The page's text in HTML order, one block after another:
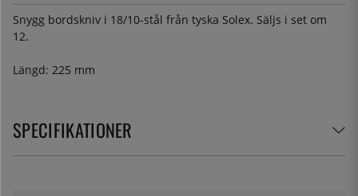
Snygg bordskniv i 18/10-stål från tyska Solex. Säljs i set om
12.
Längd: 225 mm
SPECIFIKATIONER